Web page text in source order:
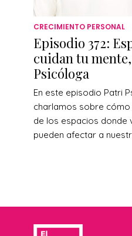
CRECIMIENTO PERSONAL
Episodio 372:
cuidan tu
Psicóloga
En este episodio Patri
charlamos sobre
de los espacios donde
pueden afectar a